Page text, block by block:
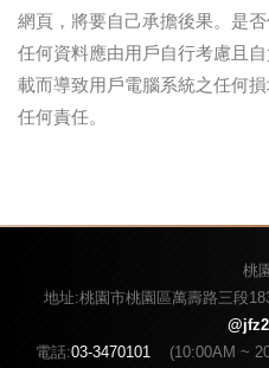
網頁，將要自己承擔後果。是
任何資料應由用戶自行考慮且
載而導致用戶電腦系統之任何
任何責任。
桃
地址:桃園市桃園區
電話:03-3470101